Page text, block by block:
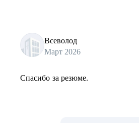
Всеволод
Март 2026
Спасибо за резюме.